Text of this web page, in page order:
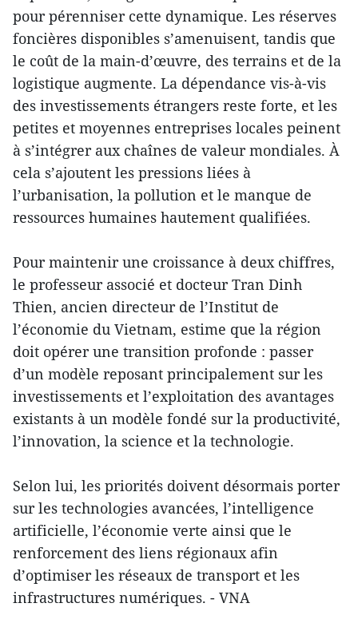
pour pérenniser cette dynamique. Les réserves
foncières disponibles s’amenuisent, tandis que
le coût de la main-d’œuvre, des terrains et de la
logistique augmente. La dépendance vis-à-vis
des investissements étrangers reste forte, et les
petites et moyennes entreprises locales peinent
à s’intégrer aux chaînes de valeur mondiales. À
cela s’ajoutent les pressions liées à
l’urbanisation, la pollution et le manque de
ressources humaines hautement qualifiées.
Pour maintenir une croissance à deux chiffres,
le professeur associé et docteur Tran Dinh
Thien, ancien directeur de l’Institut de
l’économie du Vietnam, estime que la région
doit opérer une transition profonde : passer
d’un modèle reposant principalement sur les
investissements et l’exploitation des avantages
existants à un modèle fondé sur la productivité,
l’innovation, la science et la technologie.
Selon lui, les priorités doivent désormais porter
sur les technologies avancées, l’intelligence
artificielle, l’économie verte ainsi que le
renforcement des liens régionaux afin
d’optimiser les réseaux de transport et les
infrastructures numériques. - VNA